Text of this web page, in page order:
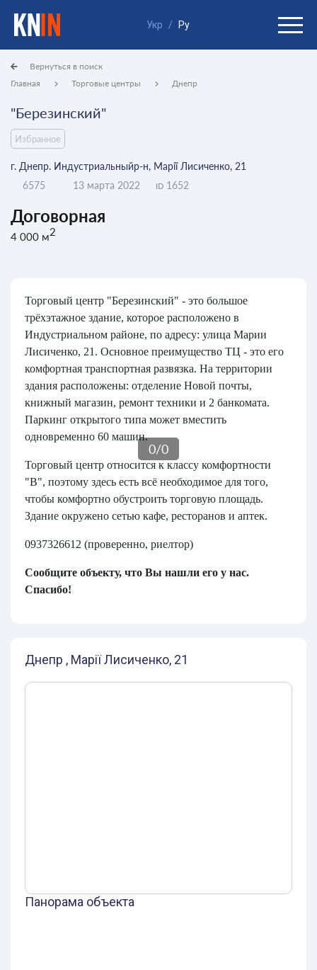
Укр / Ру
Главная Торговые центры Днепр
Вернуться в поиск
"Березинский"
Избранное
г. Днепр. Индустриальныйр-н, Марії Лисиченко, 21
6575
13 марта 2022 ID 1652
Договорная
4 000 м2
0/0
Торговый центр "Березинский" - это большое
трёхэтажное здание, которое расположено в
Индустриальном районе, по адресу: улица Марии
Лисиченко, 21. Основное преимущество ТЦ - это его
комфортная транспортная развязка. На территории
здания расположены: отделение Новой почты,
книжный магазин, ремонт техники и 2 банкомата.
Паркинг открытого типа может вместить
одновременно 60 машин.
Торговый центр относится к классу комфортности
"В", поэтому здесь есть всё необходимое для того,
чтобы комфортно обустроить торговую площадь.
Здание окружено сетью кафе, ресторанов и аптек.
0937326612 (проверенно, риелтор)
Сообщите объекту, что Вы нашли его у нас.
Спасибо!
Днепр , Марії Лисиченко, 21
Панорама объекта